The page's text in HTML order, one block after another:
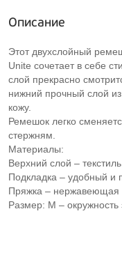
Описание
Этот двухслойный
Unite сочетает в себе
слой прекрасно
нижний прочный слой
кожу.
Ремешок легко
стержням.
Материалы:
Верхний слой – текстиль.
Подкладка – удобный и
Пряжка – нержавеющая
Размер: M –